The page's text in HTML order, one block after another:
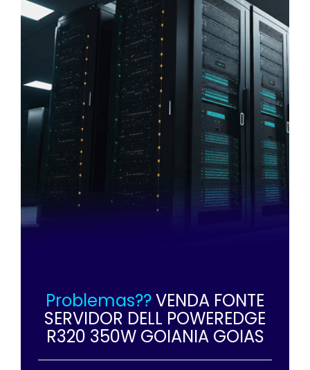
Problemas??VENDA FONTE
SERVIDOR DELL POWEREDGE
R320 350W GOIANIA GOIAS